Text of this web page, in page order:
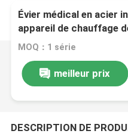
Évier médical en acier
appareil de chauffage
MOQ：1 série
meilleur prix
DESCRIPTION DE